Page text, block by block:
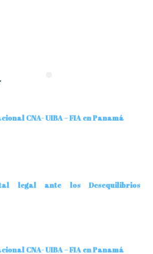
CNA- UIBA – FIA en Panamá
legal ante los Desequilibrios
CNA- UIBA – FIA en Panamá